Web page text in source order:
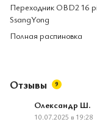
Переходник OBD2 16
SsangYong
Полная распиновка
Отзывы 9
Олександр Ш.
10.07.2025 в 19:28